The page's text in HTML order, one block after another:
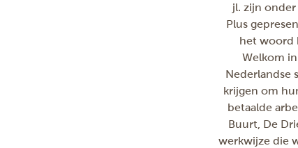
jl. zijn onder
Plus
het woord
Welkom
Nederlandse
krijgen om
betaalde
Buurt, De
werkwijze die